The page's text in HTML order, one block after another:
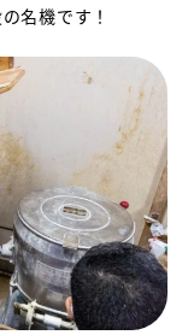
名機です！